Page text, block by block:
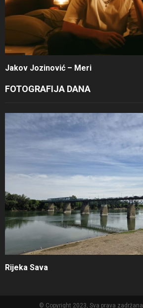
Jakov Jozinović – Meri
FOTOGRAFIJA DANA
Rijeka Sava
© Copyright 2023, Sva prava zadržana